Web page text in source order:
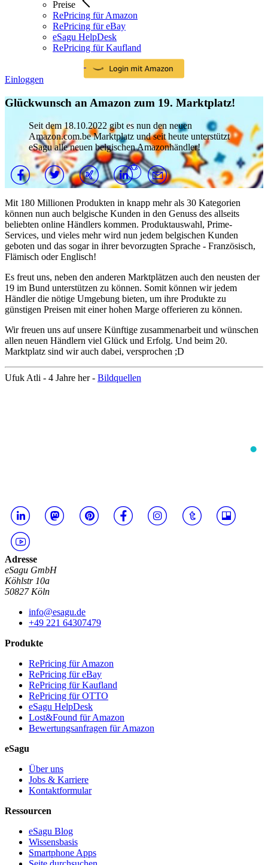
Preise
RePricing für Amazon
RePricing für eBay
eSagu HelpDesk
RePricing für Kaufland
Einloggen
Glückwunsch an Amazon zum 19. Marktplatz!
Seit dem 18.10.2022 gibt es nun den neuen
Amazon.com.be Marktplatz und seit heute unterstützt
eSagu alle neuen belgischen Amazonhändler!
Mit 180 Millionen Produkten in knapp mehr als 30 Kategorien
können nun auch belgische Kunden in den Genuss des allseits
beliebten online Händlers kommen. Produktauswahl, Prime-
Services, und vieles mehr wird nun jedem belgischen Kunden
geboten und das sogar in ihrer bevorzugten Sprache - Französisch,
Flämisch oder Englisch!
Es freut uns, neben den anderen Marktplätzen auch den neusten der
19 im Bund unterstützen zu können. Somit können wir jedem
Händler die nötige Umgebung bieten, um ihre Produkte zu
günstigen Preisen mit einer hohen Marge offerieren zu können.
Wir freuen uns auf unsere Künftige zusammenarbeit und wünschen
allen neuen Händlern viel Glück und Erfolg. Und beim 20.
Marktplatz sind wir auch dabei, versprochen ;D
Ufuk Atli - 4 Jahre her- Bildquellen
Adresse
eSagu GmbH
Köhlstr 10a
50827 Köln
info@esagu.de
+49 221 64307479
Produkte
RePricing für Amazon
RePricing für eBay
RePricing für Kaufland
RePricing für OTTO
eSagu HelpDesk
Lost&Found für Amazon
Bewertungsanfragen für Amazon
eSagu
Über uns
Jobs & Karriere
Kontaktformular
Ressourcen
eSagu Blog
Wissensbasis
Smartphone Apps